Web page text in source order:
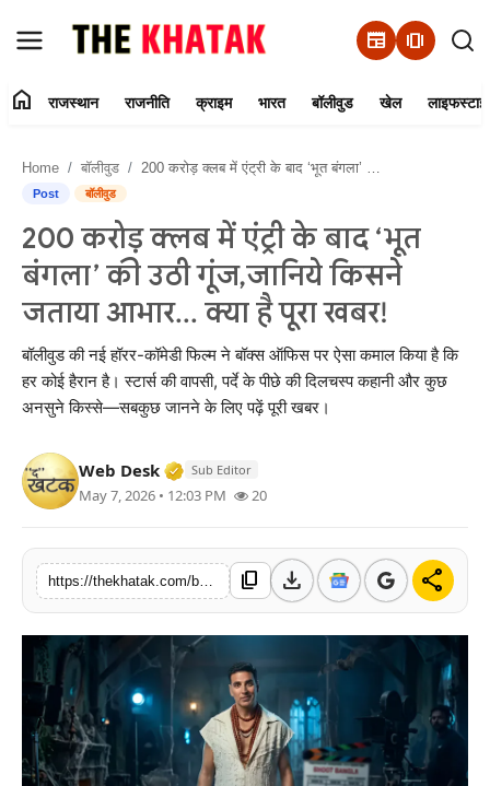
newspaper amp_stories
Contact Us
राजस्थान
राजनीति
क्राइम
भारत
बॉलीवुड
खेल
लाइफस्टाइल
home राजस्थान राजनीति क्राइम भारत बॉलीवुड खेल
Home बॉलीवुड 200 करोड़ क्लब में एंट्री के बाद ‘भूत बंगला’ की उठी गूंज,जानिये किसने जताया आभार... क्या है पूरा खबर!
Post बॉलीवुड
200 करोड़ क्लब में एंट्री के बाद ‘भूत
बंगला’ की उठी गूंज,जानिये किसने
जताया आभार... क्या है पूरा खबर!
बॉलीवुड की नई हॉरर-कॉमेडी फिल्म ने बॉक्स ऑफिस पर ऐसा कमाल किया है कि
हर कोई हैरान है। स्टार्स की वापसी, पर्दे के पीछे की दिलचस्प कहानी और कुछ
अनसुने किस्से—सबकुछ जानने के लिए पढ़ें पूरी खबर।
Web Desk Verified Media or Organization • 11
Sub Editor
May 7, 2026 • 12:03 PM 20
content_copy download share